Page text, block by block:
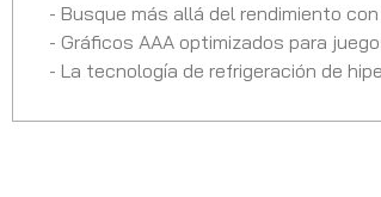
- Busque más allá del rendimiento
- Gráficos AAA optimizados para
- La tecnología de refrigeración de